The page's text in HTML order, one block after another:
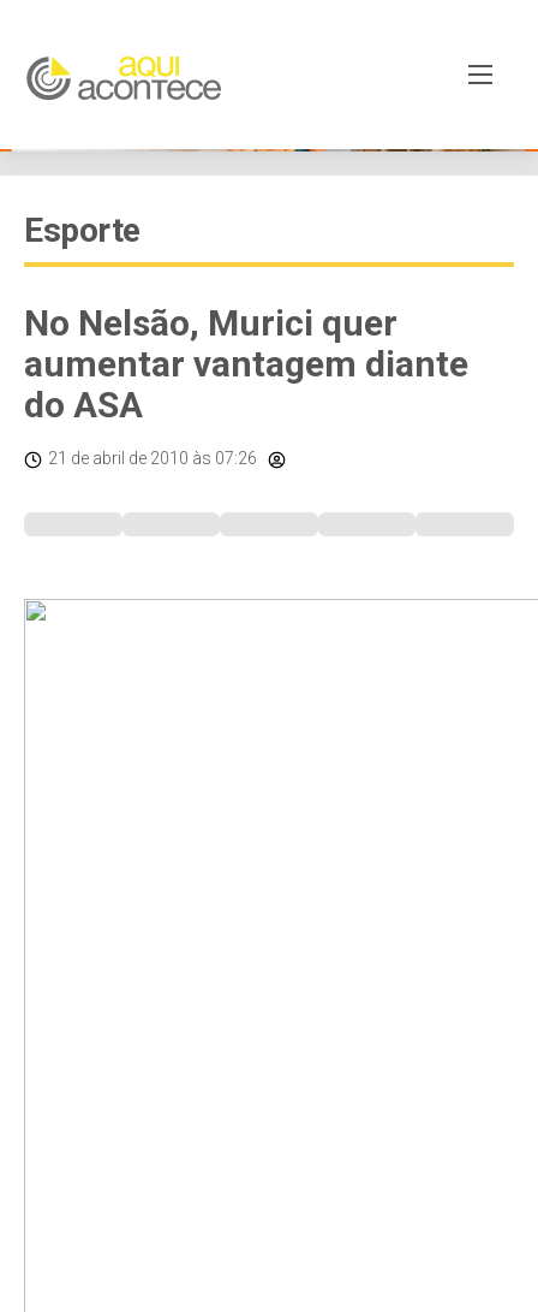
Esporte
No Nelsão, Murici quer
aumentar vantagem diante
do ASA
21 de abril de 2010 às 07:26